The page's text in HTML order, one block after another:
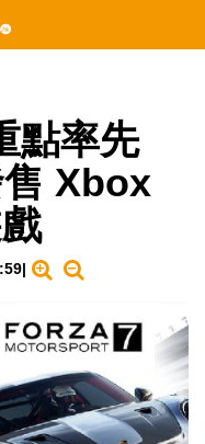
點率先
Xbox
|